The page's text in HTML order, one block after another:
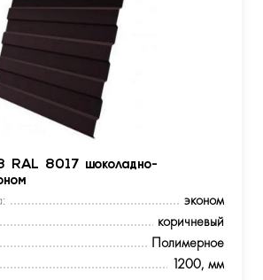
RAL 8017 шоколадно-
эконом
коричневый
Полимерное
1200, мм